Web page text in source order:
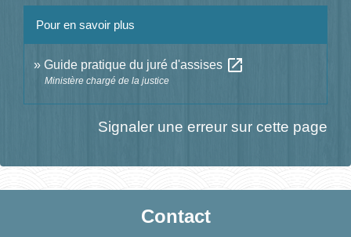
Pour en savoir plus
Guide pratique du juré d'assises open_in_new
Ministère chargé de la justice
Signaler une erreur sur cette page
Contact